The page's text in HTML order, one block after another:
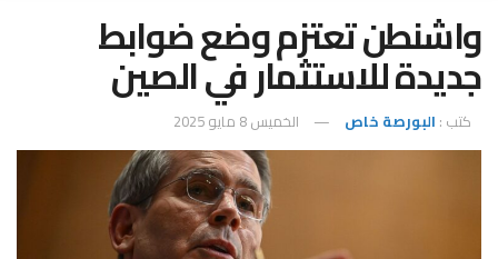
واشنطن تعتزم وضع ضوابط
جديدة للاستثمار في الصين
كتب : البورصة خاص الخميس 8 مايو 2025